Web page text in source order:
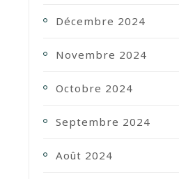
Décembre 2024
Novembre 2024
Octobre 2024
Septembre 2024
Août 2024